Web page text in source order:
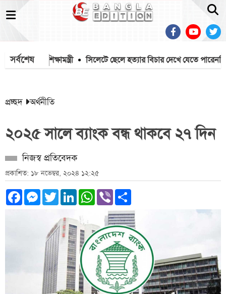
সর্বশেষ
শুনলেন শিক্ষামন্ত্রী সিলেটে ছেলে হত্যার বিচার দেখে যেতে পারেননি
প্রচ্ছদ অর্থনীতি
২০২৫ সালে ব্যাংক বন্ধ থাকবে ২৭ দিন
নিজস্ব প্রতিবেদক
প্রকাশিত: ১৮ নভেম্বর, ২০২৪ ১২:২৫
Facebook
Messenger
TwitterLinkedInWhatsApp
Viber